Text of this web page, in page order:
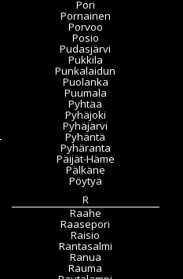
Pori
Pornainen
Porvoo
Posio
Pudasjärvi
Pukkila
Punkalaidun
Puolanka
Puumala
Pyhtää
Pyhäjoki
Pyhäjärvi
Pyhäntä
Pyhäranta
Päijät-Häme
Pälkäne
Pöytyä
R
Raahe
Raasepori
Raisio
Rantasalmi
Ranua
Rauma